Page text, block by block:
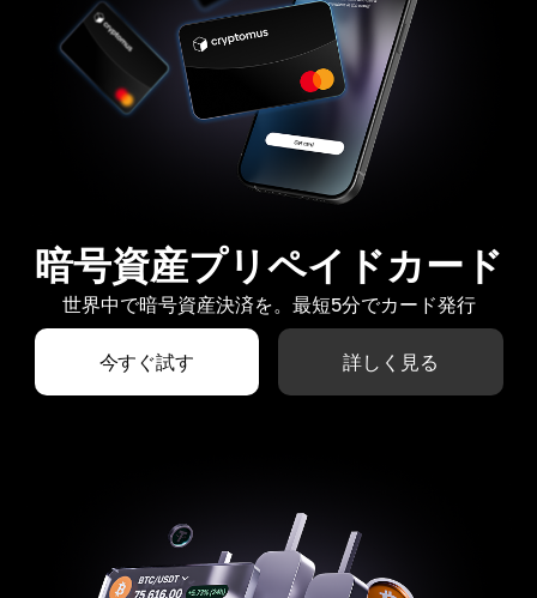
暗号資産プリペイドカード
世界中で暗号資産決済を。最短5分でカード発行
今すぐ試す 詳しく見る